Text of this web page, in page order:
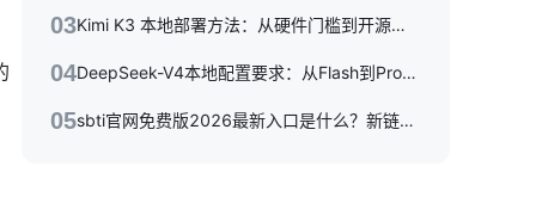
03 Kimi K3 本地部署方法：从硬件门槛到开源权重落地的完整指南
04 DeepSeek-V4本地配置要求：从Flash到Pro硬件选型指南
05 sbti官网免费版2026最新入口是什么？新链接/备用站与避坑指南全收录